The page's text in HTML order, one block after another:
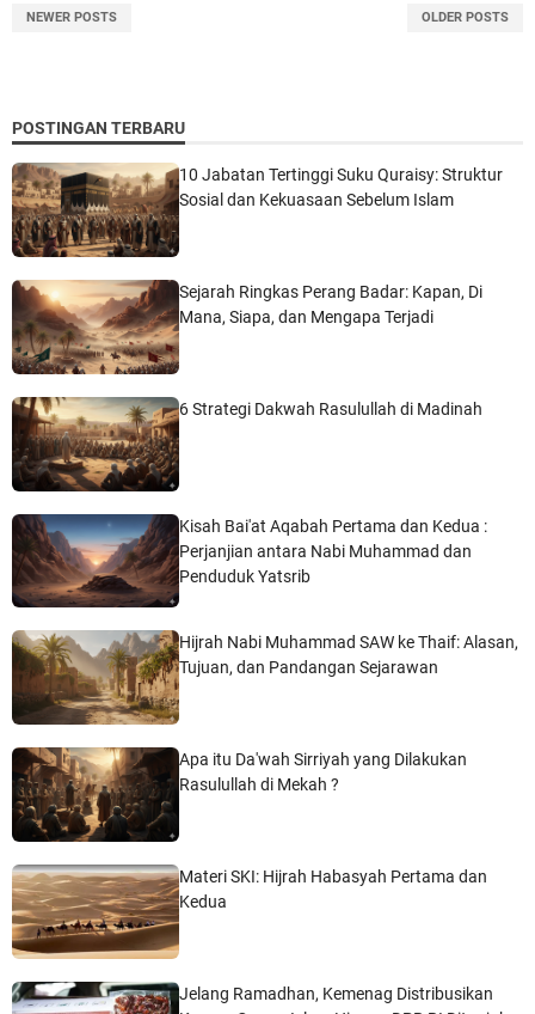
NEWER POSTS OLDER POSTS
POSTINGAN TERBARU
10 Jabatan Tertinggi Suku Quraisy: Struktur
Sosial dan Kekuasaan Sebelum Islam
Sejarah Ringkas Perang Badar: Kapan, Di
Mana, Siapa, dan Mengapa Terjadi
6 Strategi Dakwah Rasulullah di Madinah
Kisah Bai'at Aqabah Pertama dan Kedua :
Perjanjian antara Nabi Muhammad dan
Penduduk Yatsrib
Hijrah Nabi Muhammad SAW ke Thaif: Alasan,
Tujuan, dan Pandangan Sejarawan
Apa itu Da'wah Sirriyah yang Dilakukan
Rasulullah di Mekah ?
Materi SKI: Hijrah Habasyah Pertama dan
Kedua
Jelang Ramadhan, Kemenag Distribusikan